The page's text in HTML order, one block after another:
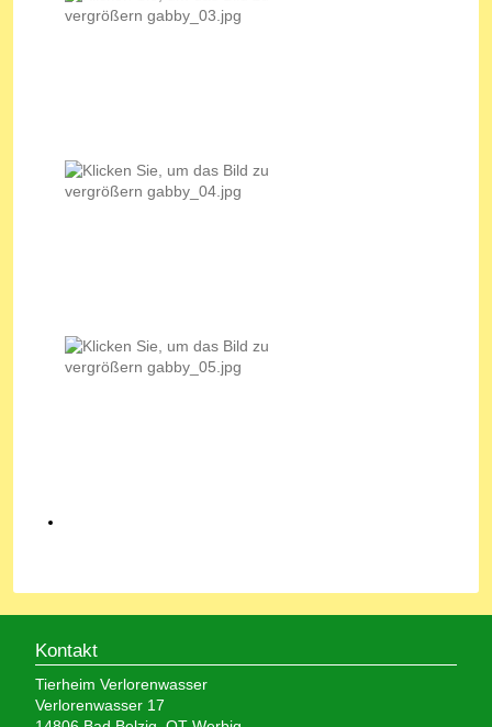
Kontakt
Tierheim Verlorenwasser
Verlorenwasser 17